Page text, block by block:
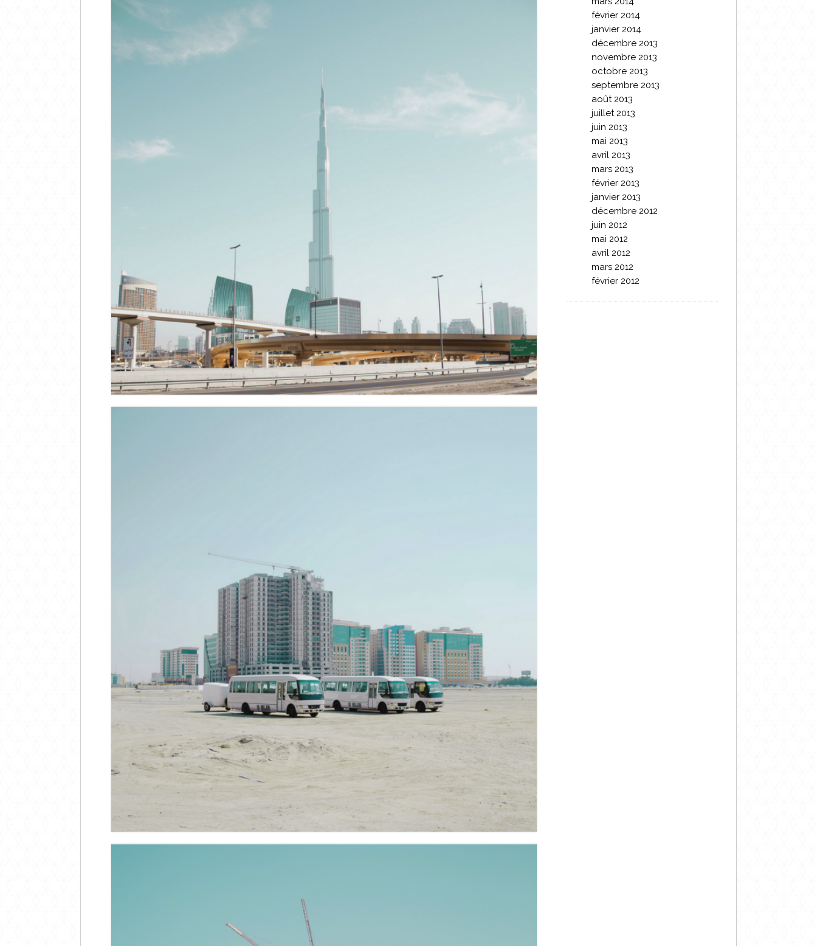
février 2014
janvier 2014
décembre 2013
novembre 2013
octobre 2013
septembre 2013
août 2013
juillet 2013
juin 2013
mai 2013
avril 2013
mars 2013
février 2013
janvier 2013
décembre 2012
juin 2012
mai 2012
avril 2012
mars 2012
février 2012